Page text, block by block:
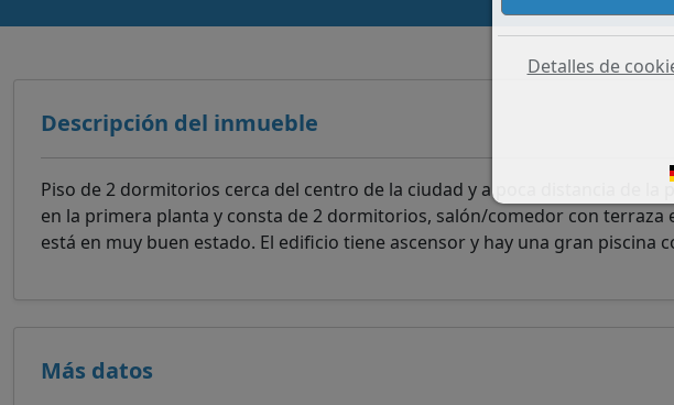
Descripción del inmueble
Piso de 2 dormitorios cerca del centro de la ciudad y a poca distancia de la
en la primera planta y consta de 2 dormitorios, salón/comedor con terraza
está en muy buen estado. El edificio tiene ascensor y hay una gran piscina
Más datos
Detalles de